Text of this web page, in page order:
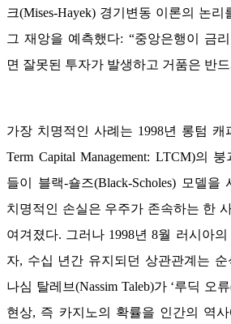
크(Mises-Hayek) 경기변동 이론의 논
그 재앙을 예측했다: “중앙은행이 금
면 잘못된 투자가 발생하고 거품은 반
가장 치명적인 사례는 1998년 롱텀 캐
Term Capital Management: LTCM)의
들이 블랙-숄즈(Black-Scholes) 모델을
치명적인 손실은 우주가 존속하는 한
여겨졌다. 그러나 1998년 8월 러시아
자, 수십 년간 유지되던 상관관계는
나심 탈레브(Nassim Taleb)가 ‘루딕 오
현상, 즉 카지노의 확률을 인간의 역